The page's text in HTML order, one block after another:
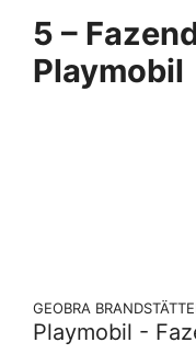
5 –
Playmobil
GEOBRA
Playmobil -